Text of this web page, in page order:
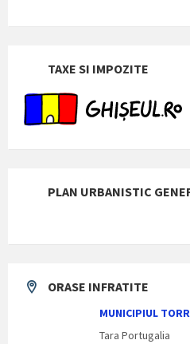
TAXE SI IMPOZITE
PLAN URBANISTIC
ORASE INFRATITE
MUNICIPIUL
Tara Portugalia